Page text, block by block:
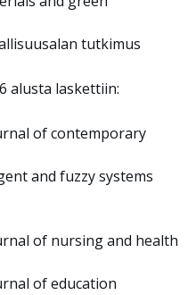
tutkimus
alusta laskettiin:
of contemporary
and fuzzy systems
of nursing and health
of education